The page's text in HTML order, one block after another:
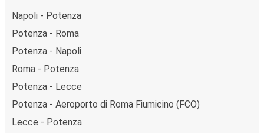
Napoli - Potenza
Potenza - Roma
Potenza - Napoli
Roma - Potenza
Potenza - Lecce
Potenza - Aeroporto di Roma Fiumicino (FCO)
Lecce - Potenza